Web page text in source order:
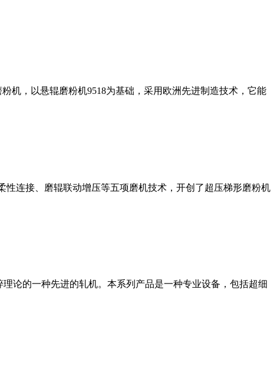
机，以悬辊磨粉机9518为基础，采用欧洲先进制造技术，它能
连接、磨辊联动增压等五项磨机技术，开创了超压梯形磨粉机
论的一种先进的轧机。本系列产品是一种专业设备，包括超细